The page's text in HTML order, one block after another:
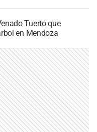
Tuerto que
en Mendoza